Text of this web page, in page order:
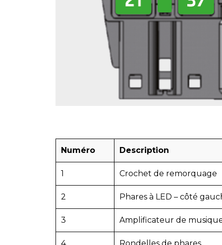
Numéro Description
1 Crochet de remorquage
2 Phares à LED – côté
3 Amplificateur de